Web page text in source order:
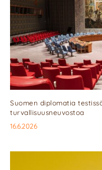
Suomen diplomatia
turvallisuusneuvostoa
16.6.2026